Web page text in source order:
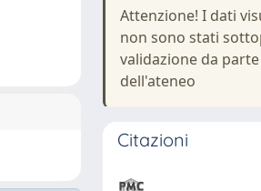
Attenzione! I dati
non sono stati
validazione da parte
dell'ateneo
Citazioni